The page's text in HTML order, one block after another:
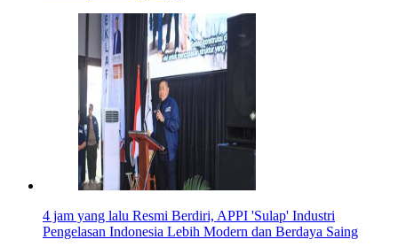
4 jam yang lalu Resmi Berdiri, APPI 'Sulap' Industri
Pengelasan Indonesia Lebih Modern dan Berdaya Saing